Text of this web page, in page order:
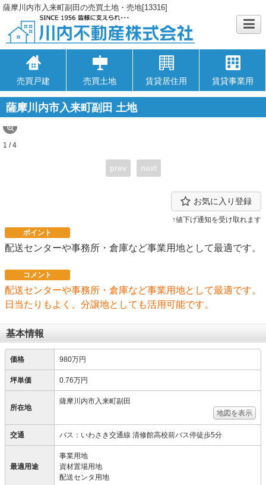
薩摩川内市入来町副田の売買土地・売地[13316]
売買戸建 売買土地 賃貸居住用 賃貸事業用
薩摩川内市入来町副田 土地
1 / 4
prev next
お気に入り登録
↑値下げ通知を受け取れます
ポイント
配送センターや事務所・倉庫など事業用地として最適です。
コメント
配送センターや事務所・倉庫など事業用地として最適です。
日当たりもよく、分譲地としても活用可能です。
基本情報
価格 980万円
坪単価 0.76万円
所在地
薩摩川内市入来町副田
地図を表示
交通 バス：いわさき交通線 清修館高校前バス停徒歩5分
最適用途
事業用地
資材置場用地
配送センタ用地